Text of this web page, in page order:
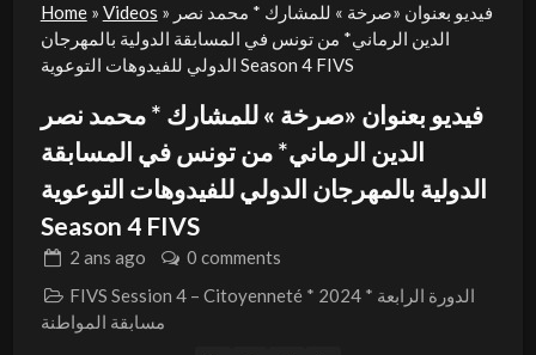
Home» Videos » فيديو بعنوان «صرخة » للمشارك * محمد نصر
الدين الرماني* من تونس في المسابقة الدولية بالمهرجان
الدولي للفيدوهات التوعوية Season 4 FIVS
فيديو بعنوان «صرخة » للمشارك * محمد نصر
الدين الرماني* من تونس في المسابقة
الدولية بالمهرجان الدولي للفيدوهات التوعوية
Season 4 FIVS
2 ans ago
0 comments
FIVS Session 4 – Citoyenneté * 2024 * الدورة الرابعة
مسابقة المواطنة